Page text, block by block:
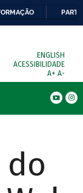
ENGLISH
ACESSIBILIDADE
A+ A-